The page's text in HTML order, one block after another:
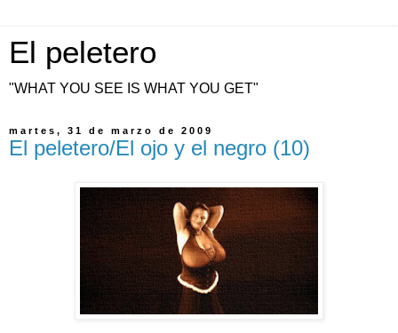
El peletero
"WHAT YOU SEE IS WHAT YOU GET"
martes, 31 de marzo de 2009
El peletero/El ojo y el negro (10)